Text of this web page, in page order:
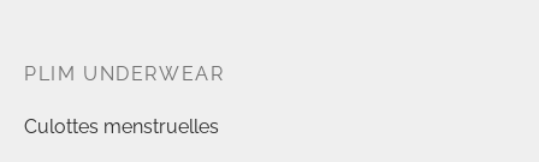
PLIM UNDERWEAR
Culottes menstruelles